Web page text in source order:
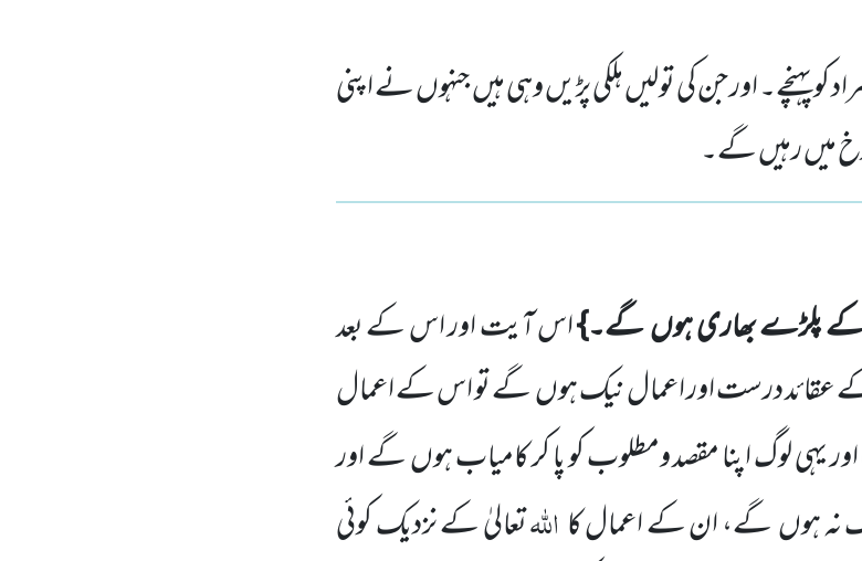
کو پہنچے۔ اور جن کی تولیں ہلکی پڑیں وہی ہیں جنہوں نے اپنی
میں رہیں گے۔
پلڑے بھاری ہوںگے۔}اس آیت اور اس کے بعد
عقائد درست اور اعمال نیک ہوںگے تو اس کے اعمال
یہی لوگ اپنا مقصدومطلوب کو پا کر کامیاب ہوںگے اور
نہ ہوںگے،ان کے اعمال کا اللہتعالیٰ کےنزدیک کوئی